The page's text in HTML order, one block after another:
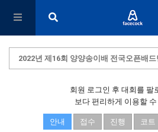
2022년 제16회 양양송이배 전국오픈배드
회원 로그인 후 대회를 팔
보다 편리하게 이용할
안내 접수 진행 코트